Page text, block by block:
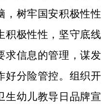
，树牢国安积极性性
积极性性，坚守底线
求信息的管理，谋发
好分险管控。组织开
生幼儿教导日品牌宣